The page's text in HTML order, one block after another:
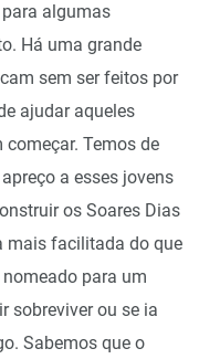
algumas
Há uma grande
sem ser feitos por
ajudar aqueles
começar. Temos de
a esses jovens
os Soares Dias
mais facilitada do que
para um
sobreviver ou se ia
Sabemos que o